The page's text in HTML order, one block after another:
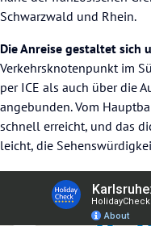
Schwarzwald und Rhein.
Die Anreise gestaltet sich
Verkehrsknotenpunkt im
per ICE als auch über die
angebunden. Vom
schnell erreicht, und das
leicht, die